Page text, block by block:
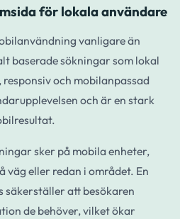
för lokala användare
vanligare än
baserade sökningar som lokal
och mobilanpassad
och är en stark
sker på mobila enheter,
eller redan i området. En
säkerställer att besökaren
de behöver, vilket ökar